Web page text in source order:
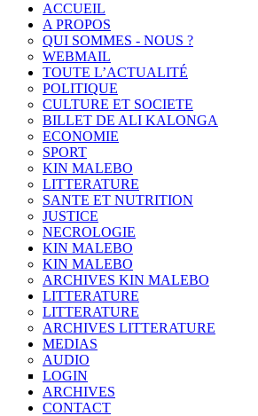
ACCUEIL
A PROPOS
QUI SOMMES - NOUS ?
WEBMAIL
TOUTE L’ACTUALITÉ
POLITIQUE
CULTURE ET SOCIETE
BILLET DE ALI KALONGA
ECONOMIE
SPORT
KIN MALEBO
LITTERATURE
SANTE ET NUTRITION
JUSTICE
NECROLOGIE
KIN MALEBO
KIN MALEBO
ARCHIVES KIN MALEBO
LITTERATURE
LITTERATURE
ARCHIVES LITTERATURE
MEDIAS
AUDIO
LOGIN
ARCHIVES
CONTACT